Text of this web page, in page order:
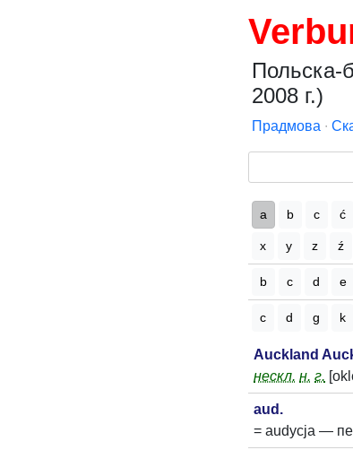
Польска-
2008 г.)
Прадмова ∙
a b c ć
x y z ź
b c d e
c d g k
Auckland
нескл. н. г.
aud.
= audycja —